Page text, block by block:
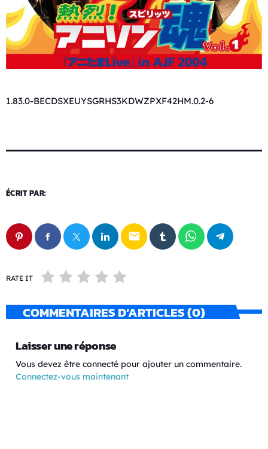
1.83.0-BECDSXEUYSGRHS3KDWZPXF42HM.0.2-6
ÉCRIT PAR:
email
RATE IT
COMMENTAIRES D’ARTICLES (0)
Laisser une réponse
Vous devez être connecté pour ajouter un commentaire.
Connectez-vous maintenant